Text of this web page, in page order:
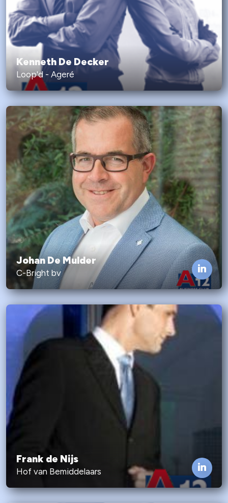
Kenneth De Decker
Loop'd - Ageré
Johan De Mulder
C-Bright bv
Frank de Nijs
Hof van Bemiddelaars